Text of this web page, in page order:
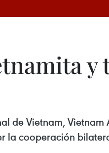
de Vietnam,
la cooperación